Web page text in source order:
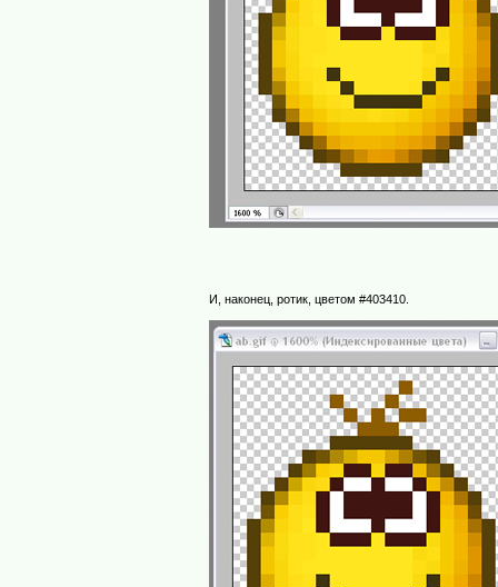
И, наконец, ротик, цветом #403410.